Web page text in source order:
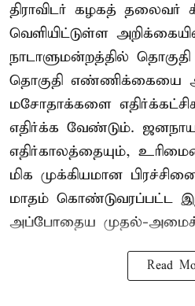
திராவிடர் கழகத் தலைவர்
வெளியிட்டுள்ள அறிக்கையில்
நாடாளுமன்றத்தில்
தொகுதி எண்ணிக்கையை
மசோதாக்களை
எதிர்க்க வேண்டும்.
எதிர்காலத்தையும்,
மிக முக்கியமான
மாதம் கொண்டுவரப்பட்ட
அப்போதைய முதல்-
Read